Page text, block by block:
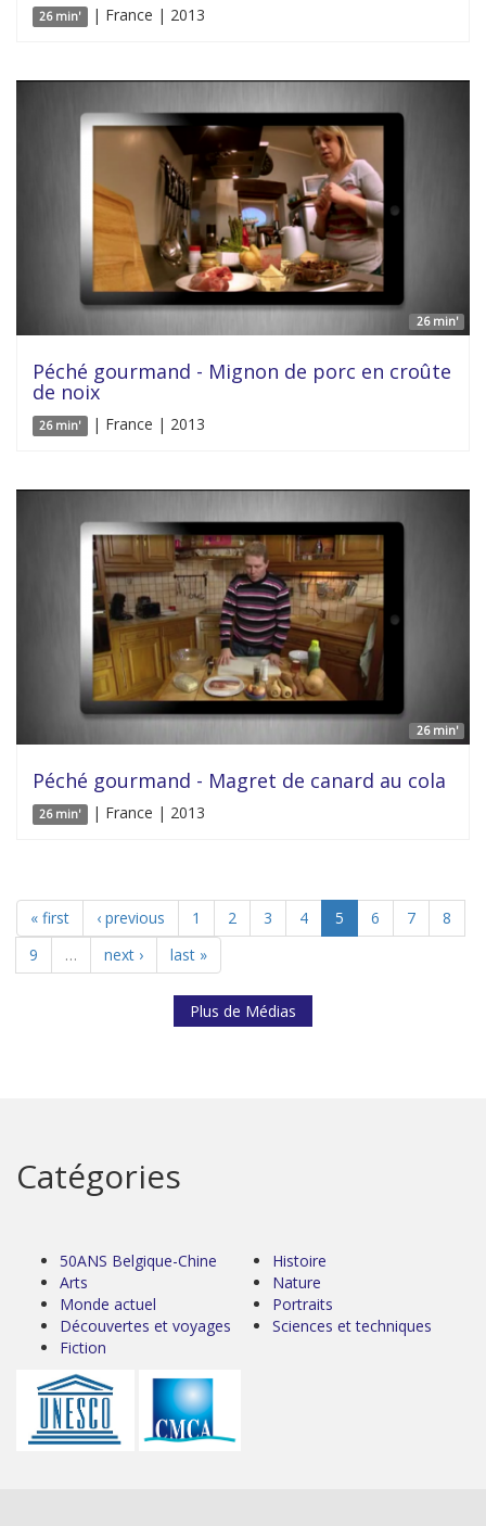
26 min' | France | 2013
26 min'
Péché gourmand - Mignon de porc en croûte
de noix
26 min' | France | 2013
26 min'
Péché gourmand - Magret de canard au cola
26 min' | France | 2013
« first ‹ previous 1 2 3 4 5 6 7
8
9
… next › last »
Plus de Médias
Catégories
50ANS Belgique-Chine
Arts
Monde actuel
Découvertes et voyages
Fiction
Histoire
Nature
Portraits
Sciences et techniques